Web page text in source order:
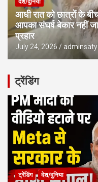
आधी रात को छात्रों के
आपका संघर्ष बेकार नहीं
प्रहार
July 24, 2026
ट्रेंडिंग
ट्रेंडिंग देश/दुनिया